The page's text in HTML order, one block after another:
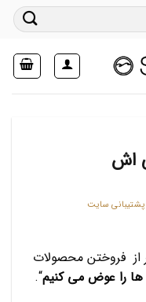
اش
پشتیبانی سایت
از فروختن محصولات
ها را عوض می کنیم“.